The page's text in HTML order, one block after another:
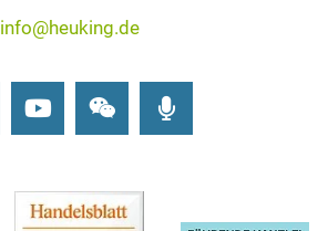
info@heuking.de
LinkedInYoutubeWechat